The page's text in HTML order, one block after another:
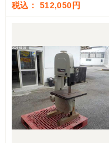
税込： 512,050円